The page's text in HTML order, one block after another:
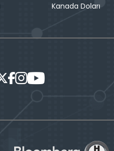
Kanada Doları